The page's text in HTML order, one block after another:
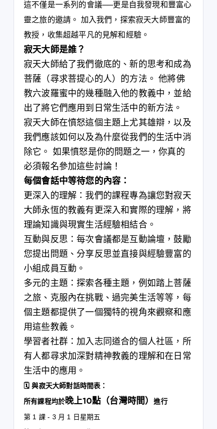
這不僅是一系列的會議──更是自我發現和豐富心
靈之旅的邀請。 加入我們，探索寂天大師豐富的
教授，收集超越平凡的見解和經驗。
寂天大師是誰？
寂天大師給了我們徹底的、新的思考和成為
菩薩（尋求菩提心的人）的方法。 他將佛
教六波羅蜜中的幾種融入他的教義中，並給
出了將它們應用到日常生活中的新方法。
寂天大師在憤怒這個主題上尤其雄辯，以及
我們應該如何以及為什麼從我們的生活中消
除它。 如果憤怒是你的問題之一，你真的
必須報名參加這些討論！
每個會話中等待您的內容：
更深入的理解：我們的課程專為讓您對寂天
大師永恆的教義有更深入和實際的理解，將
理論知識與現實生活經驗相結合。
互動與反思：每次會議都是互動論壇，鼓勵
您提出問題、分享反思並直接與經驗豐富的
小組成員互動。
多元的主題：探索各種主題，例如踏上菩薩
之旅、克服內在挑戰、過完美生活等等，每
個主題都提供了一個獨特的視角來觀察和應
用這些教義。
學習者社群：加入志同道合的個人社區，所
有人都尋求加深對精神教義的理解和在日常
生活中的應用。
🗓️ 與寂天大師對話時間表：
所有課程均於晚上10點（台灣時間）進行
第 1 課 - 3 月 1 日星期五